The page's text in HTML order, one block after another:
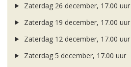
Zaterdag 26 december, 17.00 uur
Zaterdag 19 december, 17.00 uur
Zaterdag 12 december, 17.00 uur
Zaterdag 5 december, 17.00 uur